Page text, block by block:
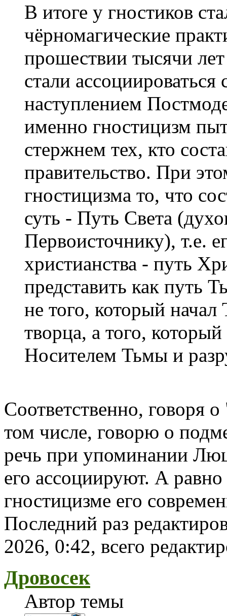
В итоге у гностиков
чёрномагические
прошествии тысячи
стали
наступлением
именно гностицизм
стержнем тех, кто
правительство. При
гностицизма то, что
суть - Путь Света
Первоисточнику), т.е.
христианства - путь
представить как путь
не того, который
творца, а того,
Носителем Тьмы и
Соответственно, говоря
том числе, говорю о
речь при упоминании
его ассоциируют. А
гностицизме его
Последний раз
2026, 0:42, всего
Дровосек
Автор темы